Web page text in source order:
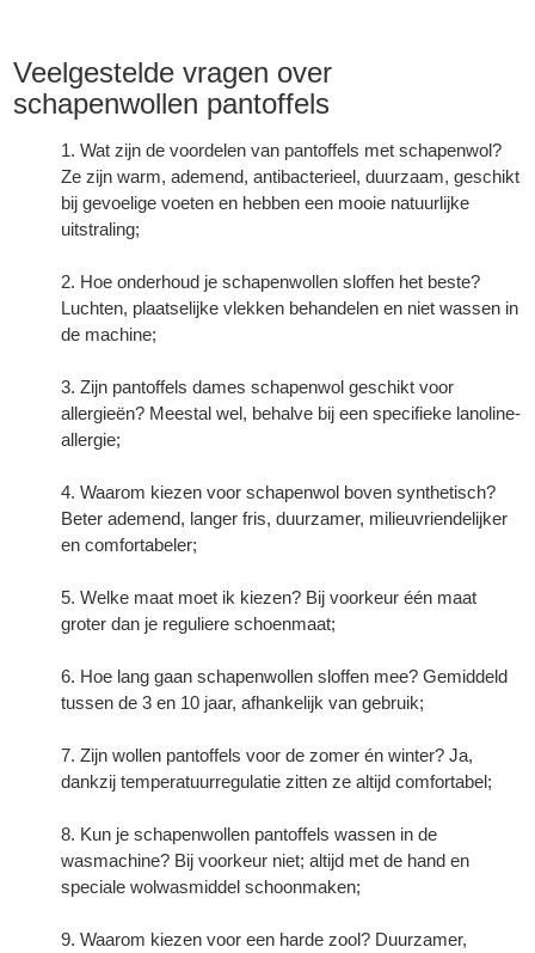
Veelgestelde vragen over
schapenwollen pantoffels
Wat zijn de voordelen van pantoffels met schapenwol?
Ze zijn warm, ademend, antibacterieel, duurzaam, geschikt
bij gevoelige voeten en hebben een mooie natuurlijke
uitstraling;
Hoe onderhoud je schapenwollen sloffen het beste?
Luchten, plaatselijke vlekken behandelen en niet wassen in
de machine;
Zijn pantoffels dames schapenwol geschikt voor
allergieën? Meestal wel, behalve bij een specifieke lanoline-
allergie;
Waarom kiezen voor schapenwol boven synthetisch?
Beter ademend, langer fris, duurzamer, milieuvriendelijker
en comfortabeler;
Welke maat moet ik kiezen? Bij voorkeur één maat
groter dan je reguliere schoenmaat;
Hoe lang gaan schapenwollen sloffen mee? Gemiddeld
tussen de 3 en 10 jaar, afhankelijk van gebruik;
Zijn wollen pantoffels voor de zomer én winter? Ja,
dankzij temperatuurregulatie zitten ze altijd comfortabel;
Kun je schapenwollen pantoffels wassen in de
wasmachine? Bij voorkeur niet; altijd met de hand en
speciale wolwasmiddel schoonmaken;
Waarom kiezen voor een harde zool? Duurzamer,